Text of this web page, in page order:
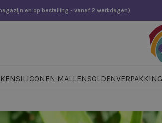
en op bestelling - vanaf 2 werkdagen)
SILICONEN MALLENSOLDENVERPAKKING